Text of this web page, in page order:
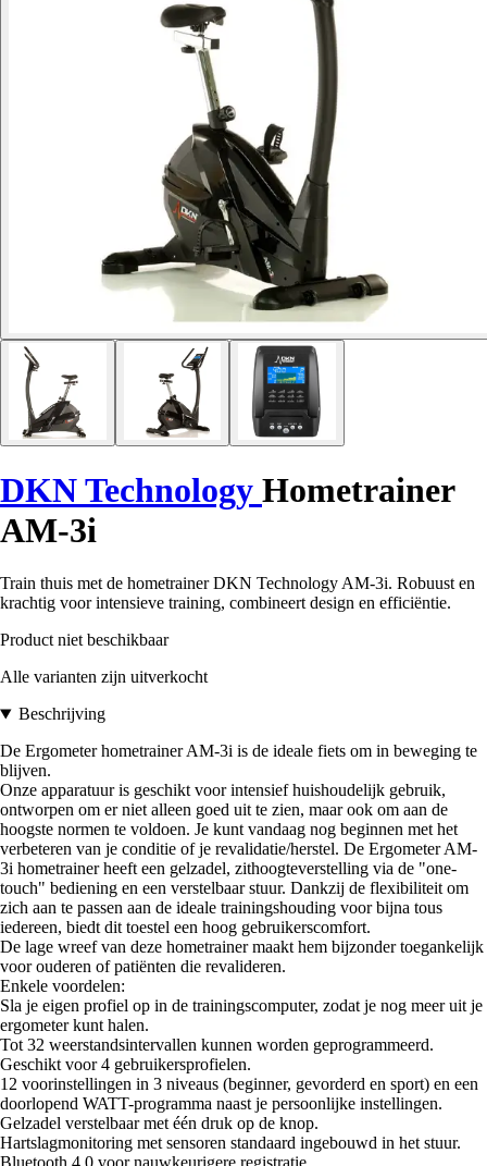
DKN Technology Hometrainer
AM-3i
Train thuis met de hometrainer DKN Technology AM-3i. Robuust en
krachtig voor intensieve training, combineert design en efficiëntie.
Product niet beschikbaar
Alle varianten zijn uitverkocht
Beschrijving
De Ergometer hometrainer AM-3i is de ideale fiets om in beweging te
blijven.
Onze apparatuur is geschikt voor intensief huishoudelijk gebruik,
ontworpen om er niet alleen goed uit te zien, maar ook om aan de
hoogste normen te voldoen. Je kunt vandaag nog beginnen met het
verbeteren van je conditie of je revalidatie/herstel. De Ergometer AM-
3i hometrainer heeft een gelzadel, zithoogteverstelling via de "one-
touch" bediening en een verstelbaar stuur. Dankzij de flexibiliteit om
zich aan te passen aan de ideale trainingshouding voor bijna tous
iedereen, biedt dit toestel een hoog gebruikerscomfort.
De lage wreef van deze hometrainer maakt hem bijzonder toegankelijk
voor ouderen of patiënten die revalideren.
Enkele voordelen:
Sla je eigen profiel op in de trainingscomputer, zodat je nog meer uit je
ergometer kunt halen.
Tot 32 weerstandsintervallen kunnen worden geprogrammeerd.
Geschikt voor 4 gebruikersprofielen.
12 voorinstellingen in 3 niveaus (beginner, gevorderd en sport) en een
doorlopend WATT-programma naast je persoonlijke instellingen.
Gelzadel verstelbaar met één druk op de knop.
Hartslagmonitoring met sensoren standaard ingebouwd in het stuur.